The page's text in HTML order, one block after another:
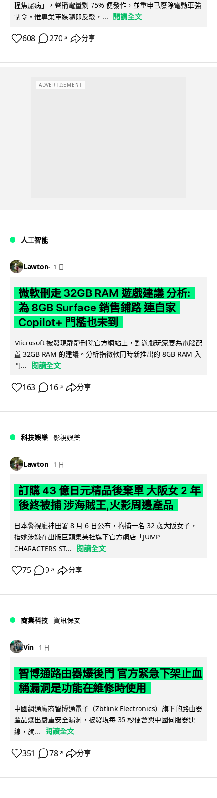
程焦慮病」，聲稱電量剩 75% 便發作，並重申已廢除電動車強
制令。惟專業車媒隨即反駁，...
閱讀全文
608 270 ↗ 分享
ADVERTISEMENT
人工智能
Lawton 1 日
微軟刪走 32GB RAM 遊戲建議 分析:
為 8GB Surface 銷售鋪路 連自家
Copilot+ 門檻也未到
Microsoft 被發現靜靜刪除官方網站上，對遊戲玩家要為電腦配
置 32GB RAM 的建議。分析指微軟同時新推出的 8GB RAM 入
門...
閱讀全文
163 16 ↗ 分享
科技娛樂 影視娛樂
Lawton 1 日
訂購 43 億日元精品後棄單 大阪女 2 年
後終被捕 涉海賊王,火影周邊產品
日本警視廳神田署 8 月 6 日公布，拘捕一名 32 歲大阪女子，
指她涉嫌在出版巨頭集英社旗下官方網店「JUMP
CHARACTERS ST...
閱讀全文
75 9 ↗ 分享
商業科技 資訊保安
Vin 1 日
智博通路由器爆後門 官方緊急下架止血
稱漏洞是功能在維修時使用
中國網通廠商智博通電子（Zbtlink Electronics）旗下的路由器
產品爆出嚴重安全漏洞，被發現每 35 秒便會與中國伺服器連
線，旗...
閱讀全文
351 78 ↗ 分享